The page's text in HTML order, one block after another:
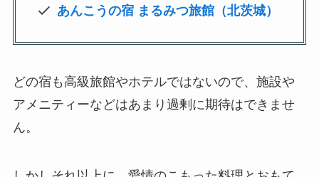
あんこうの宿 まるみつ旅館（北茨城）
どの宿も高級旅館やホテルではないので、施設や
アメニティーなどはあまり過剰に期待はできませ
ん。